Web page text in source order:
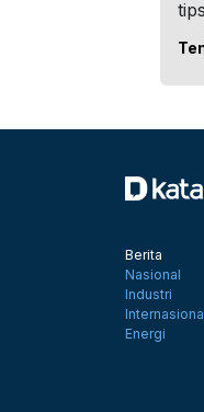
Berita
Nasional
Industri
Energi